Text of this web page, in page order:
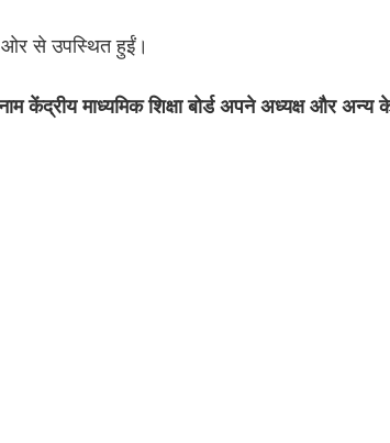
ओर से उपस्थित हुईं।
केंद्रीय माध्यमिक शिक्षा बोर्ड अपने अध्यक्ष और अन्य